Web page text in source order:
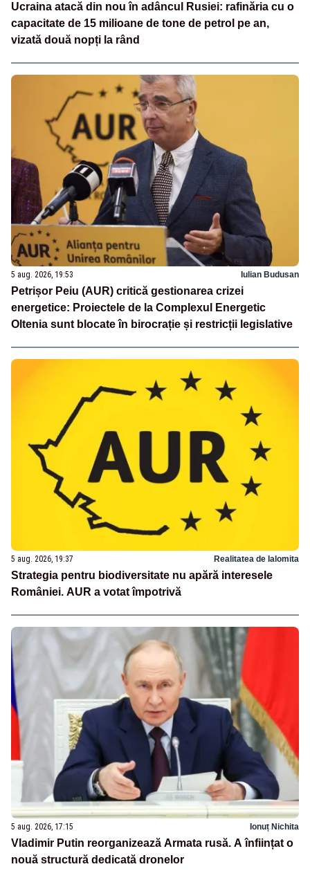
Ucraina atacă din nou în adâncul Rusiei: rafinăria cu o
capacitate de 15 milioane de tone de petrol pe an,
vizată două nopți la rând
5 aug. 2026, 19:53 Iulian Budusan
Petrișor Peiu (AUR) critică gestionarea crizei
energetice: Proiectele de la Complexul Energetic
Oltenia sunt blocate în birocrație și restricții legislative
5 aug. 2026, 19:37 Realitatea de Ialomita
Strategia pentru biodiversitate nu apără interesele
României. AUR a votat împotrivă
5 aug. 2026, 17:15 Ionuț Nichita
Vladimir Putin reorganizează Armata rusă. A înființat o
nouă structură dedicată dronelor